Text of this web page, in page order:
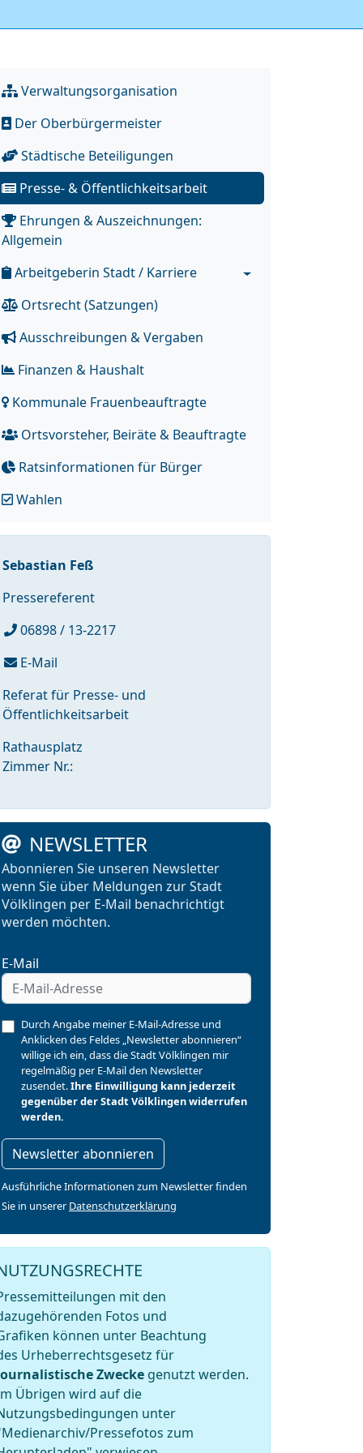
Verwaltungsorganisation
Der Oberbürgermeister
Städtische Beteiligungen
Presse- & Öffentlichkeitsarbeit
Ehrungen & Auszeichnungen:
Allgemein
Arbeitgeberin Stadt / Karriere
Ortsrecht (Satzungen)
Ausschreibungen & Vergaben
Finanzen & Haushalt
Kommunale Frauenbeauftragte
Ortsvorsteher, Beiräte & Beauftragte
Ratsinformationen für Bürger
Wahlen
Sebastian Feß
Pressereferent
06898 / 13-2217
E-Mail
Referat für Presse- und
Öffentlichkeitsarbeit
Rathausplatz
Zimmer Nr.:
NEWSLETTER
Abonnieren Sie unseren Newsletter
wenn Sie über Meldungen zur Stadt
Völklingen per E-Mail benachrichtigt
werden möchten.
E-Mail
Durch Angabe meiner E-Mail-Adresse und
Anklicken des Feldes „Newsletter abonnieren“
willige ich ein, dass die Stadt Völklingen mir
regelmäßig per E-Mail den Newsletter
zusendet.Ihre Einwilligung kann jederzeit
gegenüber der Stadt Völklingen widerrufen
werden.
Newsletter abonnieren
Ausführliche Informationen zum Newsletter finden
Sie in unserer Datenschutzerklärung
mit den
Fotos und
können unter Beachtung
Urheberrechtsgesetz für
Zwecke genutzt werden.
Übrigen wird auf die
unter
Pressefotos zum